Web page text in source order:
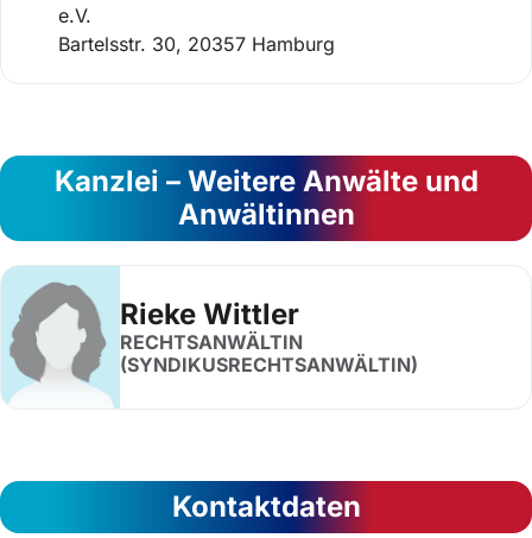
e.V.
Bartelsstr. 30, 20357 Hamburg
Kanzlei – Weitere Anwälte und
Anwältinnen
Rieke Wittler
RECHTSANWÄLTIN
(SYNDIKUSRECHTSANWÄLTIN)
Kontaktdaten